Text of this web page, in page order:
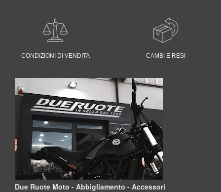
CONDIZIONI DI VENDITA CAMBI E RESI
Due Ruote Moto - Abbigliamento - Accessori